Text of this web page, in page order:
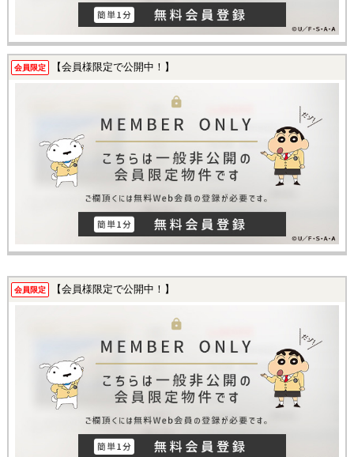
会員限定 【会員様限定で公開中！】
会員限定 【会員様限定で公開中！】